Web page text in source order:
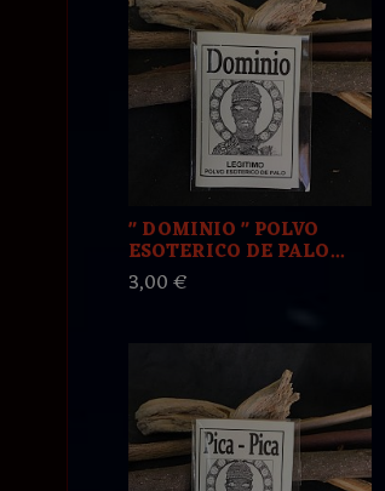
" DOMINIO " POLVO
ESOTERICO DE PALO...
3,00 €